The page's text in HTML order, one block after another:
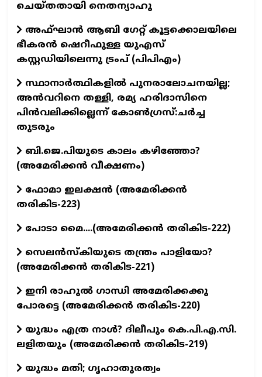
ചെയ്തതായി നെതന്യാഹു
അഫ്ഘാൻ ആബി ഗേറ്റ് കൂട്ടക്കൊലയിലെ
ഭീകരൻ ഷെറീഫുള്ള യുഎസ്
കസ്റ്റഡിയിലെന്നു ട്രംപ് (പിപിഎം)
സ്ഥാനാര്‍ത്ഥികളില്‍ പുനരാലോചനയില്ല;
അൻവറിനെ തള്ളി, രമ്യ ഹരിദാസിനെ
പിൻവലിക്കില്ലെന്ന് കോൺ​ഗ്രസ്:ചർച്ച
തുടരും
ബി.ജെ.പിയുടെ കാലം കഴിഞ്ഞോ?
(അമേരിക്കൻ വീക്ഷണം)
ഫോമാ ഇലക്ഷൻ (അമേരിക്കൻ
തരികിട-223)
പോടാ മൈ....(അമേരിക്കൻ തരികിട-222)
സെലൻസ്കിയുടെ തന്ത്രം പാളിയോ?
(അമേരിക്കൻ തരികിട-221)
ഇനി രാഹുൽ ഗാന്ധി അമേരിക്കക്കു
പോരട്ടെ (അമേരിക്കൻ തരികിട-220)
യുദ്ധം എത്ര നാൾ? ദിലീപും കെ.പി.എ.സി.
ലളിതയും (അമേരിക്കൻ തരികിട-219)
യുദ്ധം മതി; ഗൃഹാതുരത്വം